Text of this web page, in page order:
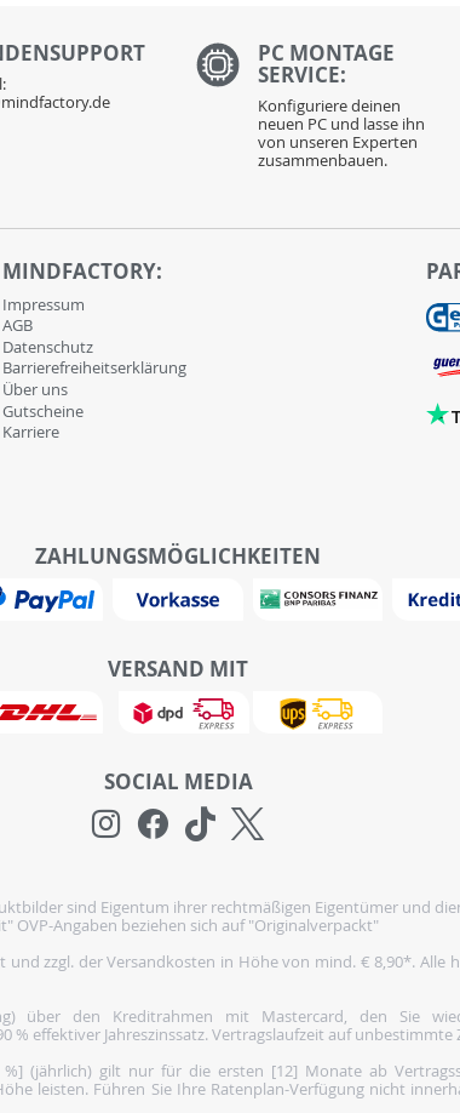
UPPORT PC MONTAGE
SERVICE:
Konfiguriere deinen
neuen PC und lasse ihn
von unseren Experten
zusammenbauen.
MINDFACTORY:
Impressum
AGB
Datenschutz
Barrierefreiheitserklärung
Über uns
Gutscheine
Karriere
ZAHLUNGSMÖGLICHKEITEN
VERSAND MIT
SOCIAL MEDIA
sind Eigentum ihrer rechtmäßigen Eigentümer und
OVP-Angaben beziehen sich auf "Originalverpackt"
und zzgl. der Versandkosten in Höhe von mind. € 8,90*. Alle
über den Kreditrahmen mit Mastercard, den Sie
% effektiver Jahreszinssatz. Vertragslaufzeit auf unbestimmte
(jährlich) gilt nur für die ersten [12] Monate ab
leisten. Führen Sie Ihre Ratenplan-Verfügung nicht